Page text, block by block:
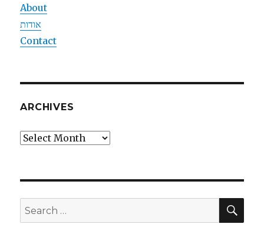
About
אודות
Contact
ARCHIVES
Archives
Search
for: